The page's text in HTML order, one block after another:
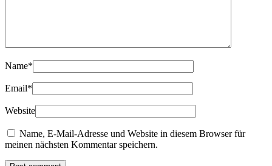
Name*
Email*
Website
Name, E-Mail-Adresse und Website in diesem Browser für
meinen nächsten Kommentar speichern.